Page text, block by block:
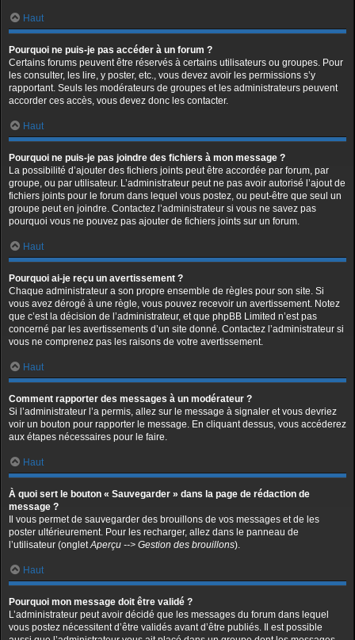
Haut
Pourquoi ne puis-je pas accéder à un forum ?
Certains forums peuvent être réservés à certains utilisateurs ou groupes. Pour
les consulter, les lire, y poster, etc., vous devez avoir les permissions s’y
rapportant. Seuls les modérateurs de groupes et les administrateurs peuvent
accorder ces accès, vous devez donc les contacter.
Haut
Pourquoi ne puis-je pas joindre des fichiers à mon message ?
La possibilité d’ajouter des fichiers joints peut être accordée par forum, par
groupe, ou par utilisateur. L’administrateur peut ne pas avoir autorisé l’ajout de
fichiers joints pour le forum dans lequel vous postez, ou peut-être que seul un
groupe peut en joindre. Contactez l’administrateur si vous ne savez pas
pourquoi vous ne pouvez pas ajouter de fichiers joints sur un forum.
Haut
Pourquoi ai-je reçu un avertissement ?
Chaque administrateur a son propre ensemble de règles pour son site. Si
vous avez dérogé à une règle, vous pouvez recevoir un avertissement. Notez
que c’est la décision de l’administrateur, et que phpBB Limited n’est pas
concerné par les avertissements d’un site donné. Contactez l’administrateur si
vous ne comprenez pas les raisons de votre avertissement.
Haut
Comment rapporter des messages à un modérateur ?
Si l’administrateur l’a permis, allez sur le message à signaler et vous devriez
voir un bouton pour rapporter le message. En cliquant dessus, vous accéderez
aux étapes nécessaires pour le faire.
Haut
À quoi sert le bouton « Sauvegarder » dans la page de rédaction de
message ?
Il vous permet de sauvegarder des brouillons de vos messages et de les
poster ultérieurement. Pour les recharger, allez dans le panneau de
l’utilisateur (ongletAperçu --> Gestion des brouillons).
Haut
Pourquoi mon message doit être validé ?
L’administrateur peut avoir décidé que les messages du forum dans lequel
vous postez nécessitent d’être validés avant d’être publiés. Il est possible